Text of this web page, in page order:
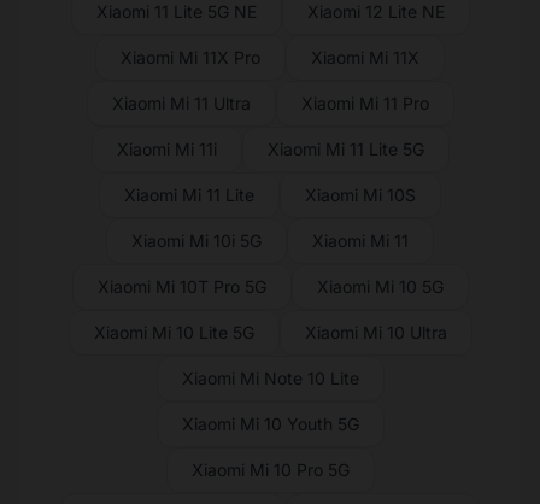
Xiaomi 11 Lite 5G NE Xiaomi 12 Lite NE
Xiaomi Mi 11X Pro Xiaomi Mi 11X
Xiaomi Mi 11 Ultra Xiaomi Mi 11 Pro
Xiaomi Mi 11i Xiaomi Mi 11 Lite 5G
Xiaomi Mi 11 Lite Xiaomi Mi 10S
Xiaomi Mi 10i 5G Xiaomi Mi 11
Xiaomi Mi 10T Pro 5G Xiaomi Mi 10 5G
Xiaomi Mi 10 Lite 5G Xiaomi Mi 10 Ultra
Xiaomi Mi Note 10 Lite
Xiaomi Mi 10 Youth 5G
Xiaomi Mi 10 Pro 5G